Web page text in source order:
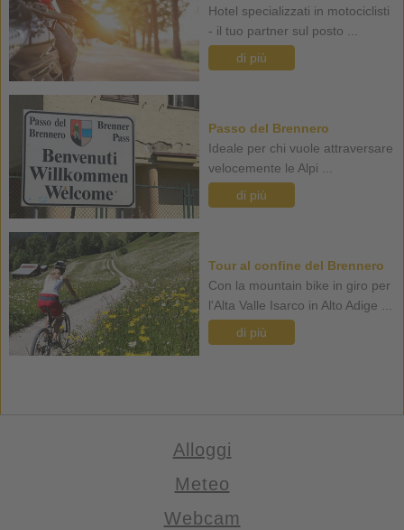
Hotel specializzati in motociclisti
- il tuo partner sul posto ...
di più
Passo del Brennero
Ideale per chi vuole attraversare
velocemente le Alpi ...
di più
Tour al confine del Brennero
Con la mountain bike in giro per
l'Alta Valle Isarco in Alto Adige ...
di più
Alloggi
Meteo
Webcam